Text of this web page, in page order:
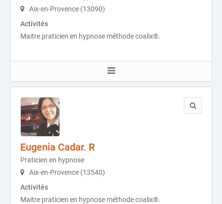
Aix-en-Provence (13090)
Activités
Maitre praticien en hypnose méthode coalix®.
Eugenia Cadar. R
Praticien en hypnose
Aix-en-Provence (13540)
Activités
Maitre praticien en hypnose méthode coalix®.